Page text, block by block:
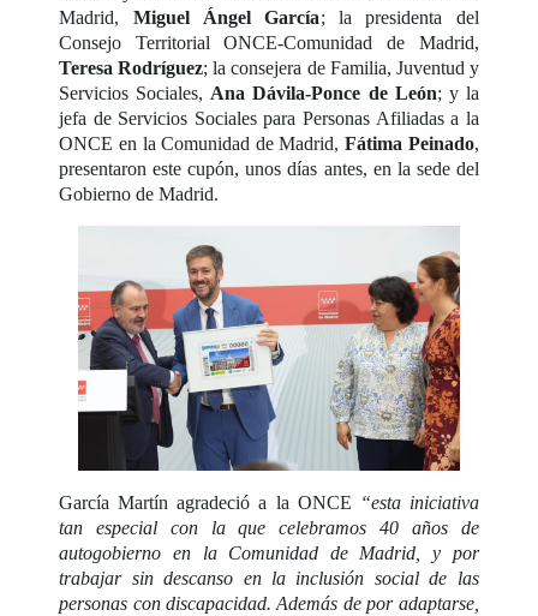
Madrid, Miguel Ángel García; la presidenta del
Consejo Territorial ONCE-Comunidad de Madrid,
Teresa Rodríguez; la consejera de Familia, Juventud y
Servicios Sociales, Ana Dávila-Ponce de León; y la
jefa de Servicios Sociales para Personas Afiliadas a la
ONCE en la Comunidad de Madrid,Fátima Peinado,
presentaron este cupón, unos días antes, en la sede del
Gobierno de Madrid.
García Martín agradeció a la ONCE “esta iniciativa
tan especial con la que celebramos 40 años de
autogobierno en la Comunidad de Madrid, y por
trabajar sin descanso en la inclusión social de las
personas con discapacidad. Además de por adaptarse,